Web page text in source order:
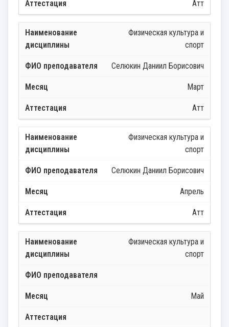
Атт
Физическая культура и
спорт
Селюкин Даниил Борисович
Март
Атт
Физическая культура и
спорт
Селюкин Даниил Борисович
Апрель
Атт
Физическая культура и
спорт
Май